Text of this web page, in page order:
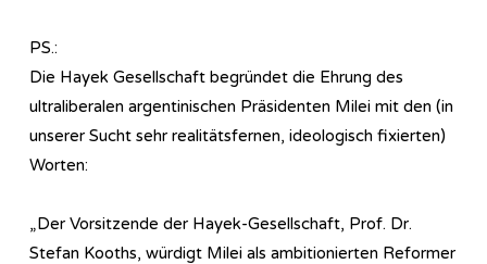
PS.:
Die Hayek Gesellschaft begründet die Ehrung des
ultraliberalen argentinischen Präsidenten Milei mit den (in
unserer Sucht sehr realitätsfernen, ideologisch fixierten)
Worten:
„Der Vorsitzende der Hayek-Gesellschaft, Prof. Dr.
Stefan Kooths, würdigt Milei als ambitionierten Reformer